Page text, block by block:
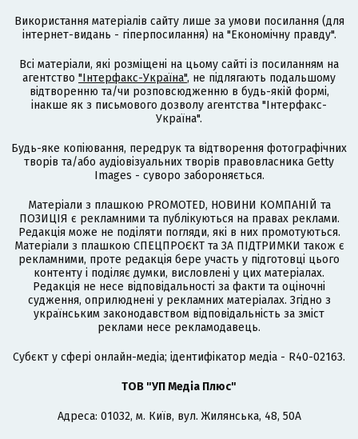
Використання матеріалів сайту лише за умови посилання (для
інтернет-видань - гіперпосилання) на "Економічну правду".
Всі матеріали, які розміщені на цьому сайті із посиланням на
агентство "Інтерфакс-Україна", не підлягають подальшому
відтворенню та/чи розповсюдженню в будь-якій формі,
інакше як з письмового дозволу агентства "Інтерфакс-
Україна".
Будь-яке копіювання, передрук та відтворення фотографічних
творів та/або аудіовізуальних творів правовласника Getty
Images - суворо забороняється.
Матеріали з плашкою PROMOTED, НОВИНИ КОМПАНІЙ та
ПОЗИЦІЯ є рекламними та публікуються на правах реклами.
Редакція може не поділяти погляди, які в них промотуються.
Матеріали з плашкою СПЕЦПРОЄКТ та ЗА ПІДТРИМКИ також є
рекламними, проте редакція бере участь у підготовці цього
контенту і поділяє думки, висловлені у цих матеріалах.
Редакція не несе відповідальності за факти та оціночні
судження, оприлюднені у рекламних матеріалах. Згідно з
українським законодавством відповідальність за зміст
реклами несе рекламодавець.
Cубєкт у сфері онлайн-медіа; ідентифікатор медіа - R40-02163.
ТОВ "УП Медіа Плюс"
Адреса: 01032, м. Київ, вул. Жилянська, 48, 50А